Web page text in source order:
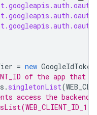
= new
of the app that
. singletonList(
the backend: